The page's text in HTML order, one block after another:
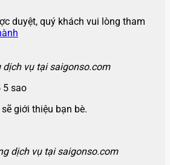
duyệt, quý khách vui lòng tham
vụ tại saigonso.com
5 sao
giới thiệu bạn bè.
dịch vụ tại saigonso.com